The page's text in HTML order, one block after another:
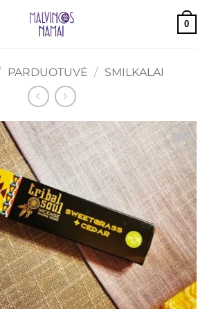
0
PARDUOTUVĖ / SMILKALAI
Mėgstamiausias